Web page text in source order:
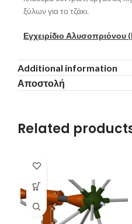
ξύλων για το τζάκι.
Εγχειρίδιο Αλυσοπριόνου
Additional information
Αποστολή
Related